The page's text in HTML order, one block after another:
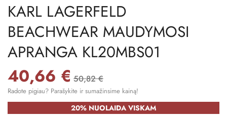
KARL LAGERFELD
BEACHWEAR MAUDYMOSI
APRANGA KL20MBS01
40,66 € 50,82 €
Radote pigiau? Parašykite ir sumažinsime kainą!
20% NUOLAIDA VISKAM